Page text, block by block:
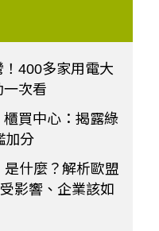
400多家用電大
一次看
買中心：揭露綠
加分
什麼？解析歐盟
影響、企業該如